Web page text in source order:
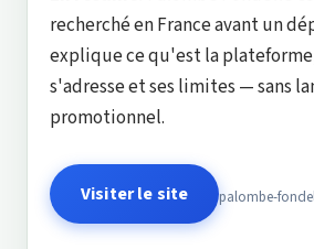
recherché en France avant un
explique ce qu'est la
s'adresse et ses limites — sans
promotionnel.
Visiter le site palombe-